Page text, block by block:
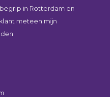
in Rotterdam en
meteen mijn